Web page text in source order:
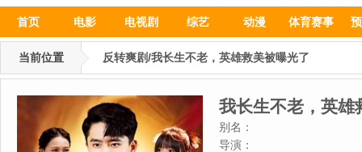
首页 电影 电视剧 综艺 动漫 体育赛事
当前位置 反转爽剧/我长生不老，英雄救美被曝光了
我长生不老，英雄
别名：
导演：